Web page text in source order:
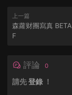
上一篇
森蘿财團寫真
F
評論 0
請先登錄 ！